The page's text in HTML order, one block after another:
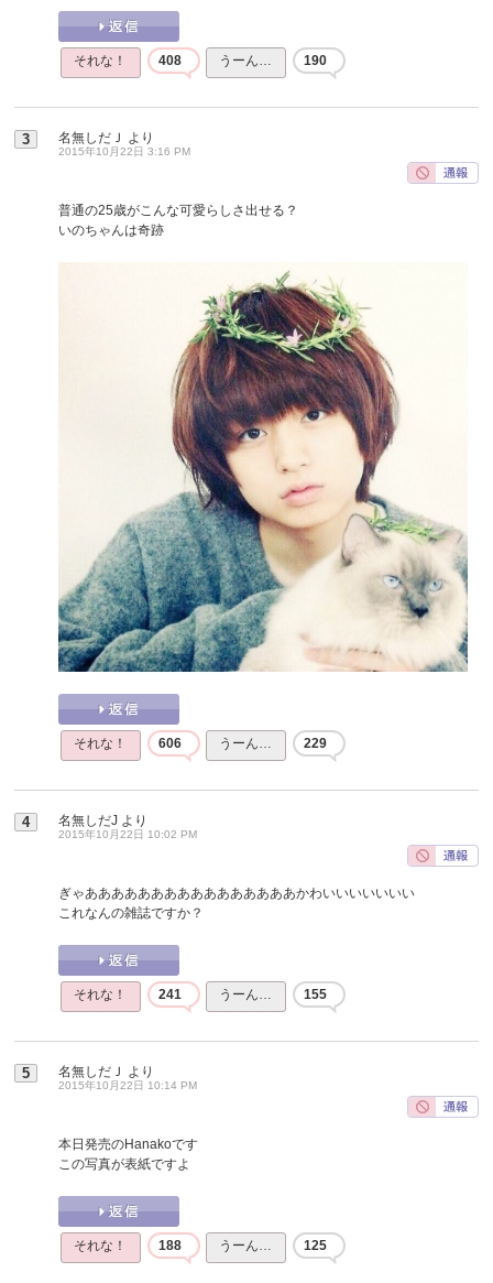
それな！ 408 うーん… 190
3 名無しだＪ より
2015年10月22日 3:16 PM
普通の25歳がこんな可愛らしさ出せる？
いのちゃんは奇跡
それな！ 606 うーん… 229
4 名無しだJ より
2015年10月22日 10:02 PM
ぎゃああああああああああああああああかわいいいいいいい
これなんの雑誌ですか？
それな！ 241 うーん… 155
5 名無しだＪ より
2015年10月22日 10:14 PM
本日発売のHanakoです
この写真が表紙ですよ
それな！ 188 うーん… 125